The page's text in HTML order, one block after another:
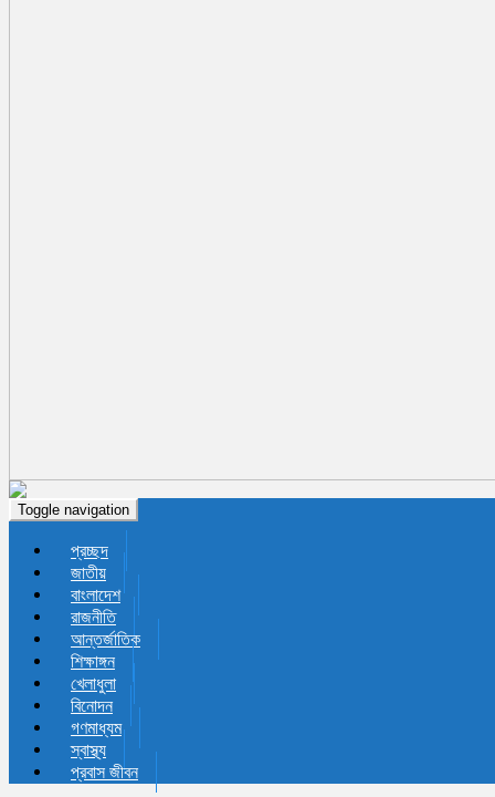
Toggle navigation
প্রচ্ছদ
জাতীয়
বাংলাদেশ
রাজনীতি
আন্তর্জাতিক
শিক্ষাঙ্গন
খেলাধুলা
বিনোদন
গণমাধ্যম
স্বাস্থ্য
প্রবাস জীবন